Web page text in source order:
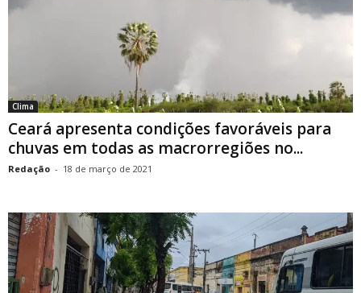
Clima
Ceará apresenta condições favoráveis para
chuvas em todas as macrorregiões no...
Redação - 18 de março de 2021